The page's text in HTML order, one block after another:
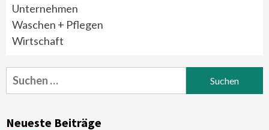
Unternehmen
Waschen + Pflegen
Wirtschaft
Suchen
nach:
Neueste Beiträge